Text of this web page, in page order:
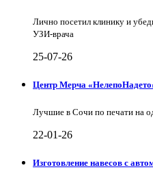
Лично посетил клинику и
УЗИ-врача
25-07-26
Центр Мерча
Лучшие в Сочи по печати на
22-01-26
Изготовление навесов с